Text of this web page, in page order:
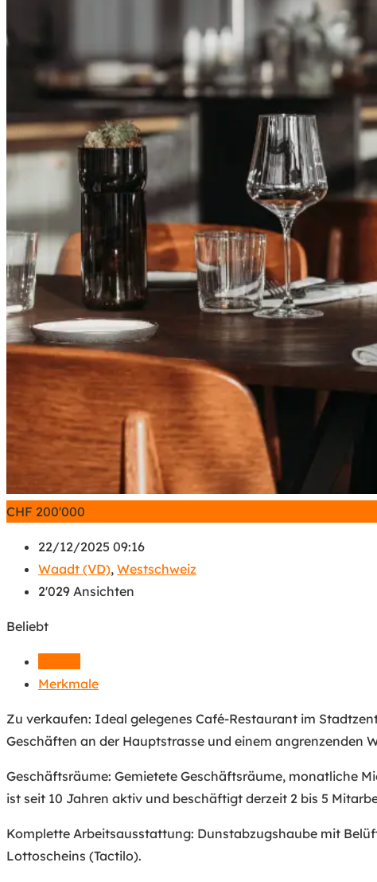
CHF 200'000
22/12/2025 09:16
Waadt (VD), Westschweiz
2'029 Ansichten
Beliebt
Merkmale
Zu verkaufen: Ideal gelegenes Café-Restaurant im
Geschäften an der Hauptstrasse und einem angrenzenden
Geschäftsräume: Gemietete Geschäftsräume, monatliche
ist seit 10 Jahren aktiv und beschäftigt derzeit 2 bis 5
Komplette Arbeitsausstattung: Dunstabzugshaube mit
Lottoscheins (Tactilo).